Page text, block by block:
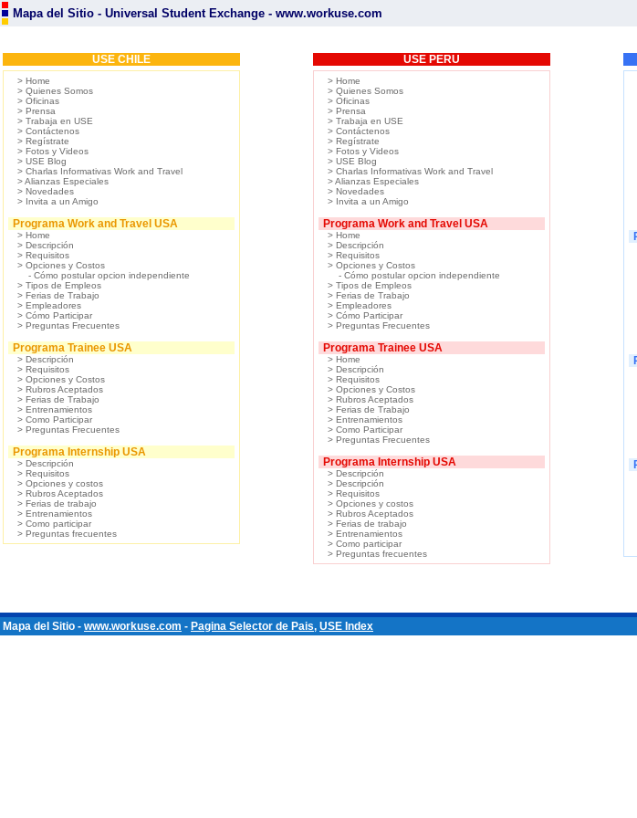
Mapa del Sitio - Universal Student Exchange - www.workuse.com
USE CHILE
> Home
> Quienes Somos
> Oficinas
> Prensa
> Trabaja en USE
> Contáctenos
> Regístrate
> Fotos y Videos
> USE Blog
> Charlas Informativas Work and Travel
> Alianzas Especiales
> Novedades
> Invita a un Amigo
Programa Work and Travel USA
> Home
> Descripción
> Requisitos
> Opciones y Costos
- Cómo postular opcion independiente
> Tipos de Empleos
> Ferias de Trabajo
> Empleadores
> Cómo Participar
> Preguntas Frecuentes
Programa Trainee USA
> Descripción
> Requisitos
> Opciones y Costos
> Rubros Aceptados
> Ferias de Trabajo
> Entrenamientos
> Como Participar
> Preguntas Frecuentes
Programa Internship USA
> Descripción
> Requisitos
> Opciones y costos
> Rubros Aceptados
> Ferias de trabajo
> Entrenamientos
> Como participar
> Preguntas frecuentes
USE PERU
> Home
> Quienes Somos
> Oficinas
> Prensa
> Trabaja en USE
> Contáctenos
> Regístrate
> Fotos y Videos
> USE Blog
> Charlas Informativas Work and Travel
> Alianzas Especiales
> Novedades
> Invita a un Amigo
Programa Work and Travel USA
> Home
> Descripción
> Requisitos
> Opciones y Costos
- Cómo postular opcion independiente
> Tipos de Empleos
> Ferias de Trabajo
> Empleadores
> Cómo Participar
> Preguntas Frecuentes
Programa Trainee USA
> Home
> Descripción
> Requisitos
> Opciones y Costos
> Rubros Aceptados
> Ferias de Trabajo
> Entrenamientos
> Como Participar
> Preguntas Frecuentes
Programa Internship USA
> Descripción
> Descripción
> Requisitos
> Opciones y costos
> Rubros Aceptados
> Ferias de trabajo
> Entrenamientos
> Como participar
> Preguntas frecuentes
Mapa del Sitio - www.workuse.com - Pagina Selector de Pais, USE Index